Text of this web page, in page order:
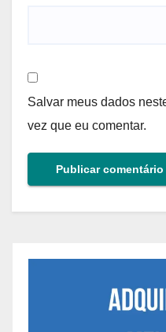
Salvar meus dados
vez que eu comentar.